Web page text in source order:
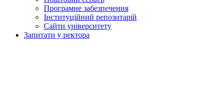
Програмне забезпечення
Інституційний репозитарій
Сайти університету
Запитати у ректора